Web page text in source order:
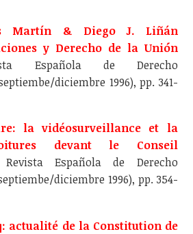
Martín & Diego J. Liñán
y Derecho de la Unión
Española de Derecho
diciembre 1996), pp. 341-
la vidéosurveillance et la
devant le Conseil
Española de Derecho
diciembre 1996), pp. 354-
actualité de la Constitution de